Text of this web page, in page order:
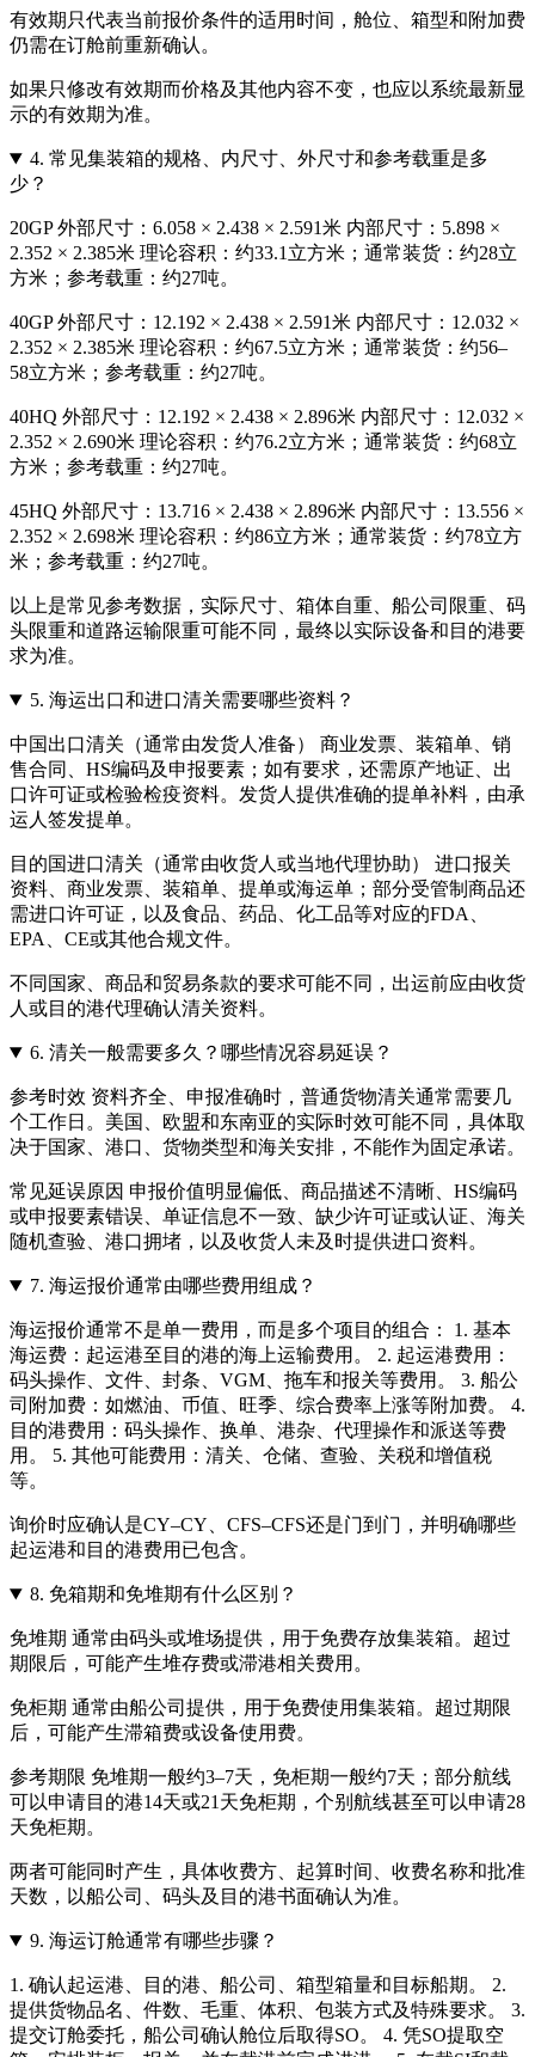
有效期只代表当前报价条件的适用时间，舱位、箱型和附加费
仍需在订舱前重新确认。
如果只修改有效期而价格及其他内容不变，也应以系统最新显
示的有效期为准。
4. 常见集装箱的规格、内尺寸、外尺寸和参考载重是多
少？
20GP 外部尺寸：6.058 × 2.438 × 2.591米 内部尺寸：5.898 ×
2.352 × 2.385米 理论容积：约33.1立方米；通常装货：约28立
方米；参考载重：约27吨。
40GP 外部尺寸：12.192 × 2.438 × 2.591米 内部尺寸：12.032 ×
2.352 × 2.385米 理论容积：约67.5立方米；通常装货：约56–
58立方米；参考载重：约27吨。
40HQ 外部尺寸：12.192 × 2.438 × 2.896米 内部尺寸：12.032 ×
2.352 × 2.690米 理论容积：约76.2立方米；通常装货：约68立
方米；参考载重：约27吨。
45HQ 外部尺寸：13.716 × 2.438 × 2.896米 内部尺寸：13.556 ×
2.352 × 2.698米 理论容积：约86立方米；通常装货：约78立方
米；参考载重：约27吨。
以上是常见参考数据，实际尺寸、箱体自重、船公司限重、码
头限重和道路运输限重可能不同，最终以实际设备和目的港要
求为准。
5. 海运出口和进口清关需要哪些资料？
中国出口清关（通常由发货人准备） 商业发票、装箱单、销
售合同、HS编码及申报要素；如有要求，还需原产地证、出
口许可证或检验检疫资料。发货人提供准确的提单补料，由承
运人签发提单。
目的国进口清关（通常由收货人或当地代理协助） 进口报关
资料、商业发票、装箱单、提单或海运单；部分受管制商品还
需进口许可证，以及食品、药品、化工品等对应的FDA、
EPA、CE或其他合规文件。
不同国家、商品和贸易条款的要求可能不同，出运前应由收货
人或目的港代理确认清关资料。
6. 清关一般需要多久？哪些情况容易延误？
参考时效 资料齐全、申报准确时，普通货物清关通常需要几
个工作日。美国、欧盟和东南亚的实际时效可能不同，具体取
决于国家、港口、货物类型和海关安排，不能作为固定承诺。
常见延误原因 申报价值明显偏低、商品描述不清晰、HS编码
或申报要素错误、单证信息不一致、缺少许可证或认证、海关
随机查验、港口拥堵，以及收货人未及时提供进口资料。
7. 海运报价通常由哪些费用组成？
海运报价通常不是单一费用，而是多个项目的组合： 1. 基本
海运费：起运港至目的港的海上运输费用。 2. 起运港费用：
码头操作、文件、封条、VGM、拖车和报关等费用。 3. 船公
司附加费：如燃油、币值、旺季、综合费率上涨等附加费。 4.
目的港费用：码头操作、换单、港杂、代理操作和派送等费
用。 5. 其他可能费用：清关、仓储、查验、关税和增值税
等。
询价时应确认是CY–CY、CFS–CFS还是门到门，并明确哪些
起运港和目的港费用已包含。
8. 免箱期和免堆期有什么区别？
免堆期 通常由码头或堆场提供，用于免费存放集装箱。超过
期限后，可能产生堆存费或滞港相关费用。
免柜期 通常由船公司提供，用于免费使用集装箱。超过期限
后，可能产生滞箱费或设备使用费。
参考期限 免堆期一般约3–7天，免柜期一般约7天；部分航线
可以申请目的港14天或21天免柜期，个别航线甚至可以申请28
天免柜期。
两者可能同时产生，具体收费方、起算时间、收费名称和批准
天数，以船公司、码头及目的港书面确认为准。
9. 海运订舱通常有哪些步骤？
1. 确认起运港、目的港、船公司、箱型箱量和目标船期。 2.
提供货物品名、件数、毛重、体积、包装方式及特殊要求。 3.
提交订舱委托，船公司确认舱位后取得SO。 4. 凭SO提取空